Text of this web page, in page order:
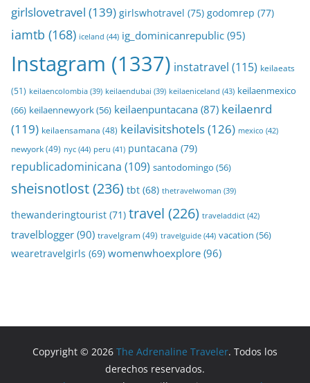
girlslovetravel (139) girlswhotravel (75) godomrep (77)
iamtb (168) iceland (44) ig_dominicanrepublic (95)
Instagram (1337) instatravel (115) keilaeats
(51) keilaencolombia (39) keilaendubai (39) keilaeniceland (43) keilaenmexico
(66) keilaennewyork(56) keilaenpuntacana (87) keilaenrd
(119) keilaensamana (48) keilavisitshotels(126) mexico (42)
newyork(49) nyc (44) peru (41) puntacana (79)
republicadominicana (109) santodomingo (56)
sheisnotlost(236) tbt (68) thetravelwoman (39)
thewanderingtourist (71) travel (226) traveladdict (42)
travelblogger (90) travelgram(49) travelguide (44) vacation (56)
wearetravelgirls (69) womenwhoexplore(96)
Copyright © 2026 The Adrenaline Traveler. Todos los
derechos reservados.